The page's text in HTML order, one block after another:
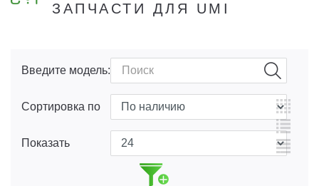
ЗАПЧАСТИ ДЛЯ UMI
Введите модель:
Сортировка по
Показать